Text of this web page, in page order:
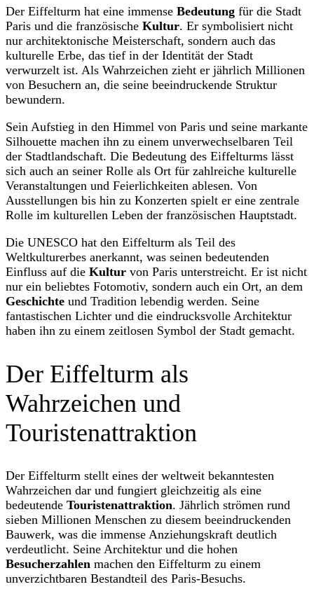
Der Eiffelturm hat eine immense Bedeutung für die Stadt
Paris und die französische Kultur. Er symbolisiert nicht
nur architektonische Meisterschaft, sondern auch das
kulturelle Erbe, das tief in der Identität der Stadt
verwurzelt ist. Als Wahrzeichen zieht er jährlich Millionen
von Besuchern an, die seine beeindruckende Struktur
bewundern.
Sein Aufstieg in den Himmel von Paris und seine markante
Silhouette machen ihn zu einem unverwechselbaren Teil
der Stadtlandschaft. Die Bedeutung des Eiffelturms lässt
sich auch an seiner Rolle als Ort für zahlreiche kulturelle
Veranstaltungen und Feierlichkeiten ablesen. Von
Ausstellungen bis hin zu Konzerten spielt er eine zentrale
Rolle im kulturellen Leben der französischen Hauptstadt.
Die UNESCO hat den Eiffelturm als Teil des
Weltkulturerbes anerkannt, was seinen bedeutenden
Einfluss auf die Kultur von Paris unterstreicht. Er ist nicht
nur ein beliebtes Fotomotiv, sondern auch ein Ort, an dem
Geschichte und Tradition lebendig werden. Seine
fantastischen Lichter und die eindrucksvolle Architektur
haben ihn zu einem zeitlosen Symbol der Stadt gemacht.
Der Eiffelturm als
Wahrzeichen und
Touristenattraktion
Der Eiffelturm stellt eines der weltweit bekanntesten
Wahrzeichen dar und fungiert gleichzeitig als eine
bedeutende Touristenattraktion. Jährlich strömen rund
sieben Millionen Menschen zu diesem beeindruckenden
Bauwerk, was die immense Anziehungskraft deutlich
verdeutlicht. Seine Architektur und die hohen
Besucherzahlen machen den Eiffelturm zu einem
unverzichtbaren Bestandteil des Paris-Besuchs.